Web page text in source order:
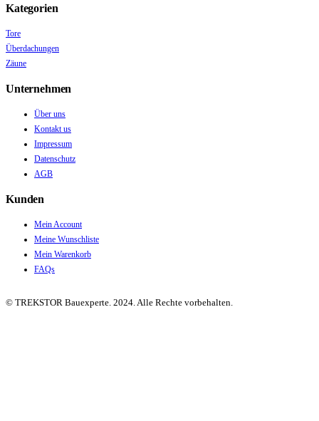
Kategorien
Tore
Überdachungen
Zäune
Unternehmen
Über uns
Kontakt us
Impressum
Datenschutz
AGB
Kunden
Mein Account
Meine Wunschliste
Mein Warenkorb
FAQs
© TREKSTOR Bauexperte. 2024. Alle Rechte vorbehalten.